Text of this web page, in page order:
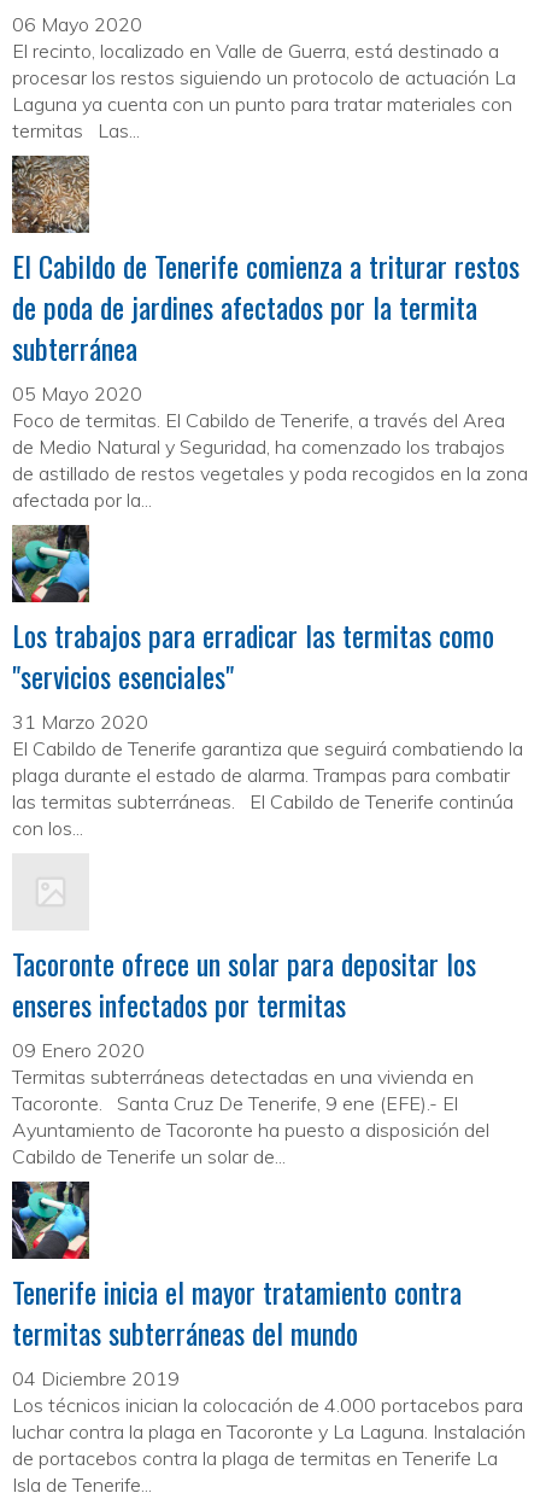
06 Mayo 2020
El recinto, localizado en Valle de Guerra, está destinado a
procesar los restos siguiendo un protocolo de actuación La
Laguna ya cuenta con un punto para tratar materiales con
termitas Las...
El Cabildo de Tenerife comienza a triturar restos
de poda de jardines afectados por la termita
subterránea
05 Mayo 2020
Foco de termitas. El Cabildo de Tenerife, a través del Area
de Medio Natural y Seguridad, ha comenzado los trabajos
de astillado de restos vegetales y poda recogidos en la zona
afectada por la...
Los trabajos para erradicar las termitas como
"servicios esenciales"
31 Marzo 2020
El Cabildo de Tenerife garantiza que seguirá combatiendo la
plaga durante el estado de alarma. Trampas para combatir
las termitas subterráneas. El Cabildo de Tenerife continúa
con los...
Tacoronte ofrece un solar para depositar los
enseres infectados por termitas
09 Enero 2020
Termitas subterráneas detectadas en una vivienda en
Tacoronte. Santa Cruz De Tenerife, 9 ene (EFE).- El
Ayuntamiento de Tacoronte ha puesto a disposición del
Cabildo de Tenerife un solar de...
Tenerife inicia el mayor tratamiento contra
termitas subterráneas del mundo
04 Diciembre 2019
Los técnicos inician la colocación de 4.000 portacebos para
luchar contra la plaga en Tacoronte y La Laguna. Instalación
de portacebos contra la plaga de termitas en Tenerife La
Isla de Tenerife...